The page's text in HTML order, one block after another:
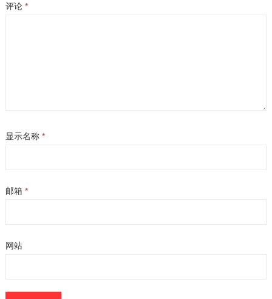
评论 *
显示名称 *
邮箱 *
网站